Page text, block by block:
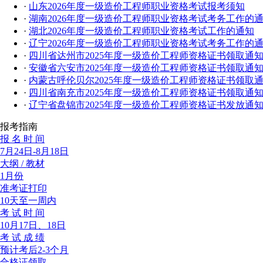
· 山东2026年度一级造价工程师职业资格考试报考须知
· 湖南2026年度一级造价工程师职业资格考试考务工作的
· 湖北2026年度一级造价工程师职业资格考试工作的通知
· 辽宁2026年度一级造价工程师职业资格考试考务工作的
· 四川省达州市2025年度一级造价工程师资格证书领取通知
· 安徽省六安市2025年度一级造价工程师资格证书领取通知
· 内蒙古呼伦贝尔2025年度一级造价工程师资格证书领取
· 四川省南充市2025年度一级造价工程师资格证书领取通知
· 辽宁省盘锦市2025年度一级造价工程师资格证书发放通知
报考指南
报 名 时 间
7月24日-8月18日
大纲 / 教材
1月份
准考证打印
10天至一周内
考 试 时 间
10月17日、18日
考 试 成 绩
预计考后2-3个月